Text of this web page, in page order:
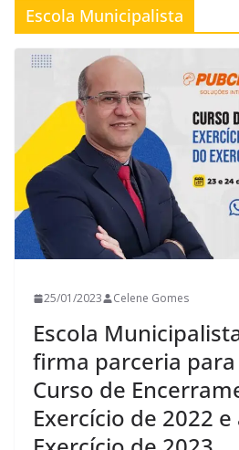
Escola Municipalista
25/01/2023 Celene Gomes
Escola
firma parceria
Curso de
Exercício de 2022